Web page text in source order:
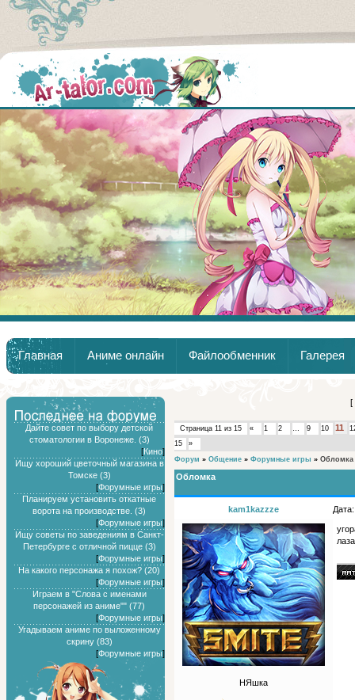
Главная
Аниме
Главная Аниме онлайн Файлообменник Галерея
Дайте совет по выбору детской
стоматологии в Воронеже. (3)
[Кино]
Ищу хороший цветочный магазина в
Томске (3)
[Форумные игры]
Планируем установить откатные
ворота на производстве. (3)
[Форумные игры]
Ищу советы по заведениям в Санкт-
Петербурге с отличной пицце (3)
[Форумные игры]
На какого персонажа я похож? (20)
[Форумные игры]
Играем в "Слова с именами
персонажей из аниме"" (77)
[Форумные игры]
Угадываем аниме по выложенному
скрину (83)
[Форумные игры]
[
Страница 11 из 15 « 1 2 … 9 10 11
15
»
Форум » Общение » Форумные игры » Обломка
Обломка
kam1kazzze
НЯшка